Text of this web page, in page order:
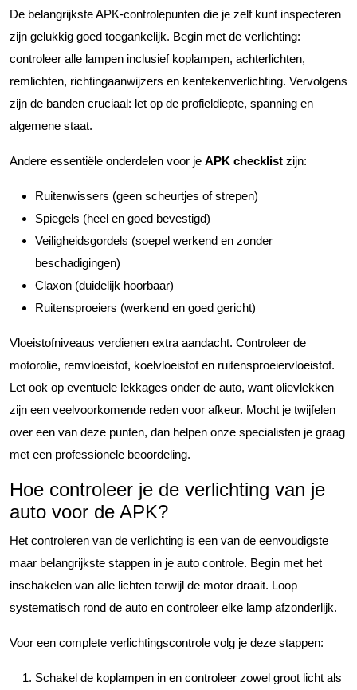
De belangrijkste APK-controlepunten die je zelf kunt inspecteren
zijn gelukkig goed toegankelijk. Begin met de verlichting:
controleer alle lampen inclusief koplampen, achterlichten,
remlichten, richtingaanwijzers en kentekenverlichting. Vervolgens
zijn de banden cruciaal: let op de profieldiepte, spanning en
algemene staat.
Andere essentiële onderdelen voor je APK checklist zijn:
Ruitenwissers (geen scheurtjes of strepen)
Spiegels (heel en goed bevestigd)
Veiligheidsgordels (soepel werkend en zonder
beschadigingen)
Claxon (duidelijk hoorbaar)
Ruitensproeiers (werkend en goed gericht)
Vloeistofniveaus verdienen extra aandacht. Controleer de
motorolie, remvloeistof, koelvloeistof en ruitensproeiervloeistof.
Let ook op eventuele lekkages onder de auto, want olievlekken
zijn een veelvoorkomende reden voor afkeur. Mocht je twijfelen
over een van deze punten, dan helpen onze specialisten je graag
met een professionele beoordeling.
Hoe controleer je de verlichting van je
auto voor de APK?
Het controleren van de verlichting is een van de eenvoudigste
maar belangrijkste stappen in je auto controle. Begin met het
inschakelen van alle lichten terwijl de motor draait. Loop
systematisch rond de auto en controleer elke lamp afzonderlijk.
Voor een complete verlichtingscontrole volg je deze stappen:
Schakel de koplampen in en controleer zowel groot licht als